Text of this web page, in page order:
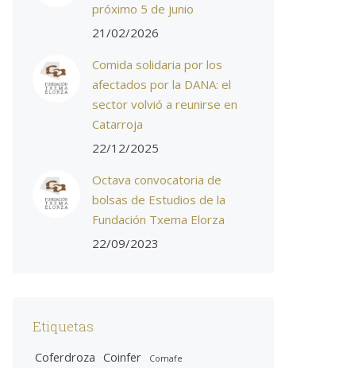
próximo 5 de junio
21/02/2026
Comida solidaria por los
afectados por la DANA: el
sector volvió a reunirse en
Catarroja
22/12/2025
Octava convocatoria de
bolsas de Estudios de la
Fundación Txema Elorza
22/09/2023
Etiquetas
Coferdroza Coinfer Comafe